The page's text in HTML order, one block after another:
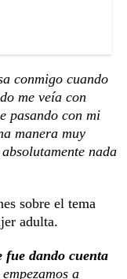
conmigo cuando
me veía con
pasando con mi
manera muy
nada
sobre el tema
adulta.
fue dando cuenta
a